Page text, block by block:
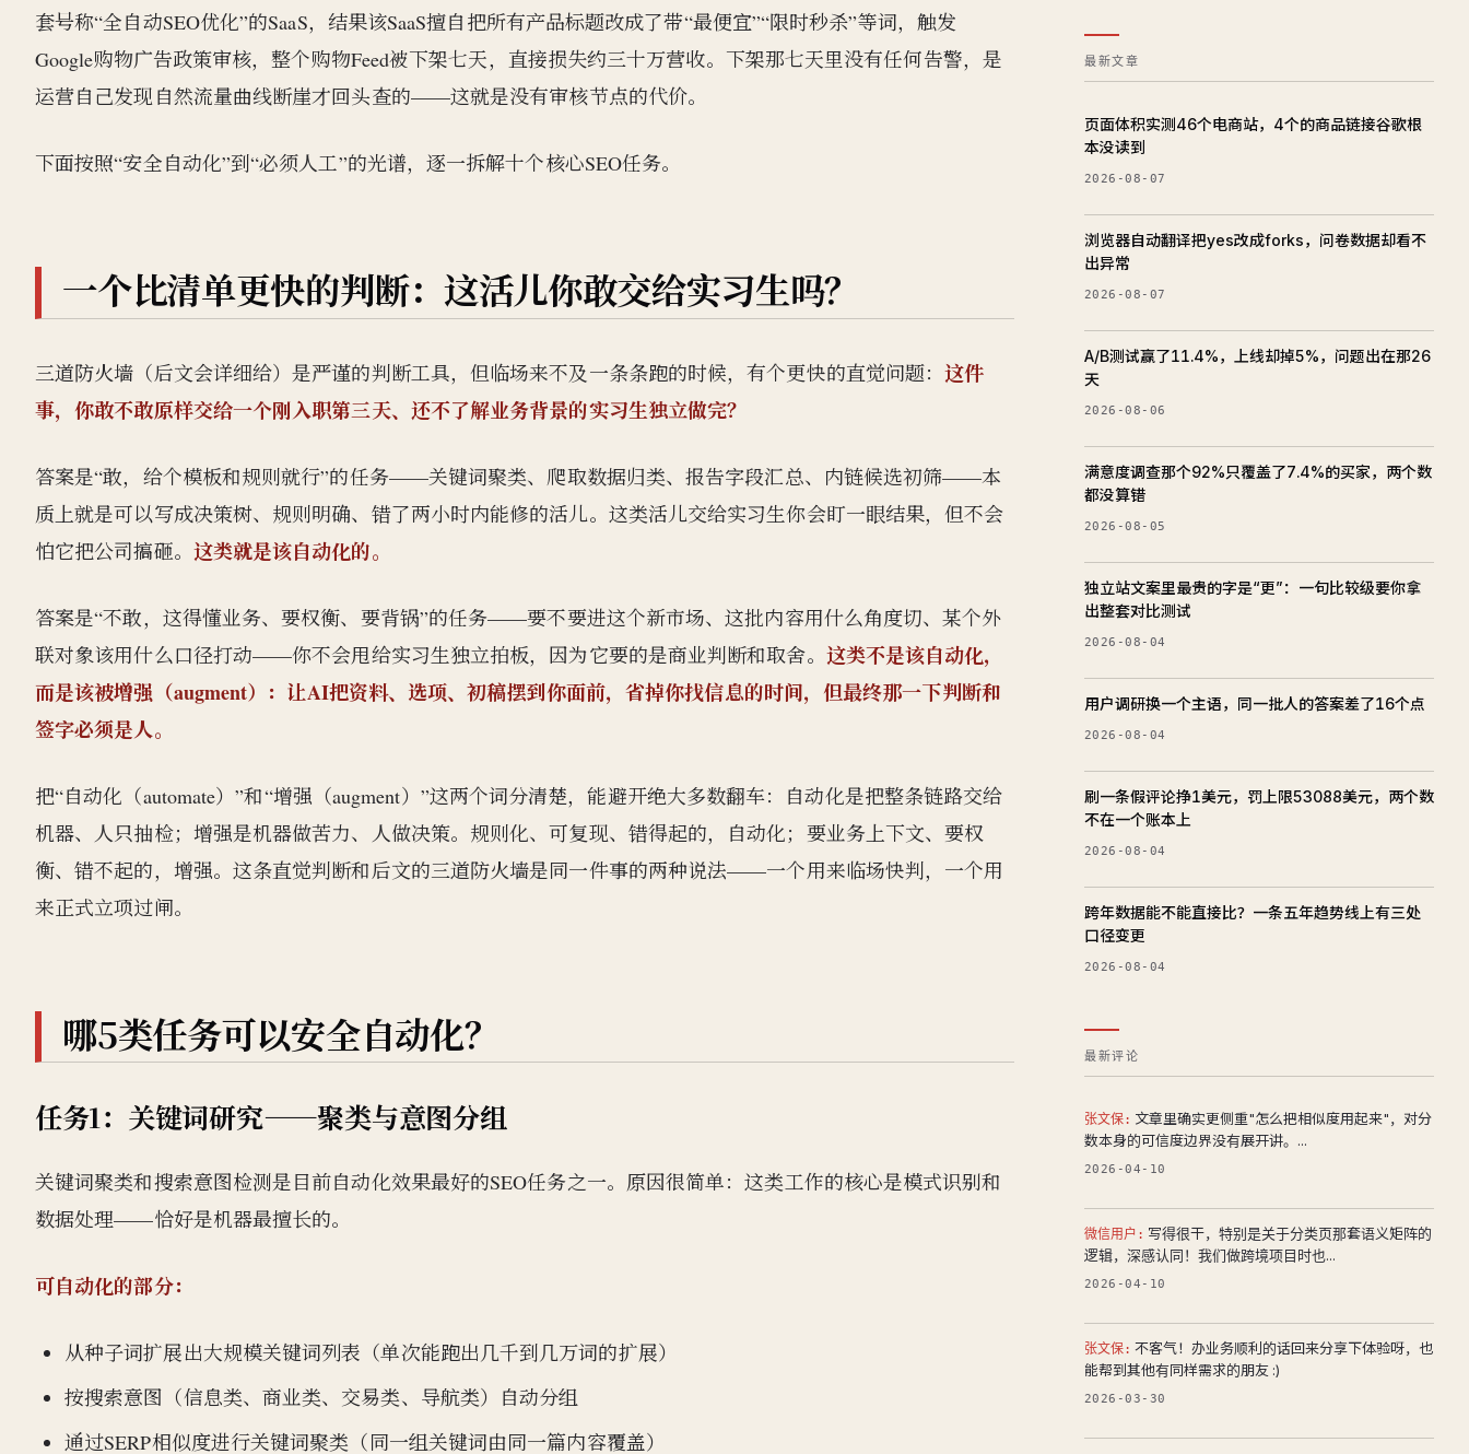
套号称“全自动SEO优化”的SaaS，结果该SaaS擅自把所有产品标题改成了带“最便宜”“限时秒杀”等词，触发
Google购物广告政策审核，整个购物Feed被下架七天，直接损失约三十万营收。下架那七天里没有任何告警，是
运营自己发现自然流量曲线断崖才回头查的——这就是没有审核节点的代价。
下面按照“安全自动化”到“必须人工”的光谱，逐一拆解十个核心SEO任务。
一个比清单更快的判断：这活儿你敢交给实习生吗？
三道防火墙（后文会详细给）是严谨的判断工具，但临场来不及一条条跑的时候，有个更快的直觉问题：这件
事，你敢不敢原样交给一个刚入职第三天、还不了解业务背景的实习生独立做完？
答案是“敢，给个模板和规则就行”的任务——关键词聚类、爬取数据归类、报告字段汇总、内链候选初筛——本
质上就是可以写成决策树、规则明确、错了两小时内能修的活儿。这类活儿交给实习生你会盯一眼结果，但不会
怕它把公司搞砸。 这类就是该自动化的。
答案是“不敢，这得懂业务、要权衡、要背锅”的任务——要不要进这个新市场、这批内容用什么角度切、某个外
联对象该用什么口径打动——你不会甩给实习生独立拍板，因为它要的是商业判断和取舍。 这类不是该自动化，
而是该被增强（augment）：让AI把资料、选项、初稿摆到你面前，省掉你找信息的时间，但最终那一下判断和
签字必须是人。
把“自动化（automate）”和“增强（augment）”这两个词分清楚，能避开绝大多数翻车：自动化是把整条链路交给
机器、人只抽检；增强是机器做苦力、人做决策。规则化、可复现、错得起的，自动化；要业务上下文、要权
衡、错不起的，增强。这条直觉判断和后文的三道防火墙是同一件事的两种说法——一个用来临场快判，一个用
来正式立项过闸。
哪5类任务可以安全自动化？
任务1：关键词研究——聚类与意图分组
关键词聚类和搜索意图检测是目前自动化效果最好的SEO任务之一。原因很简单：这类工作的核心是模式识别和
数据处理——恰好是机器最擅长的。
可自动化的部分：
从种子词扩展出大规模关键词列表（单次能跑出几千到几万词的扩展）
按搜索意图（信息类、商业类、交易类、导航类）自动分组
通过SERP相似度进行关键词聚类（同一组关键词由同一篇内容覆盖）
最新文章
页面体积实测46个电商站，4个的商品链接谷歌根
本没读到
2026-08-07
浏览器自动翻译把yes改成forks，问卷数据却看不
出异常
2026-08-07
A/B测试赢了11.4%，上线却掉5%，问题出在那26
天
2026-08-06
满意度调查那个92%只覆盖了7.4%的买家，两个数
都没算错
2026-08-05
独立站文案里最贵的字是“更”：一句比较级要你拿
出整套对比测试
2026-08-04
用户调研换一个主语，同一批人的答案差了16个点
2026-08-04
刷一条假评论挣1美元，罚上限53088美元，两个数
不在一个账本上
2026-08-04
跨年数据能不能直接比？一条五年趋势线上有三处
口径变更
2026-08-04
最新评论
张文保:
数本身的可信度边界没有展开讲。...
2026-04-10
微信用户:
逻辑，深感认同！我们做跨境项目时也...
2026-04-10
张文保:
能帮到其他有同样需求的朋友 :)
2026-03-30